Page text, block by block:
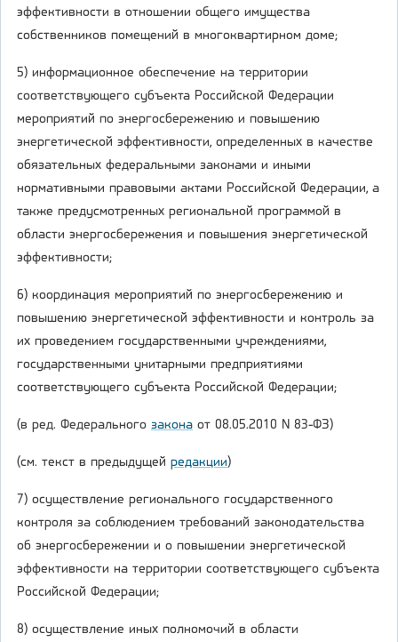
эффективности в отношении общего имущества
собственников помещений в многоквартирном доме;
5) информационное обеспечение на территории
соответствующего субъекта Российской Федерации
мероприятий по энергосбережению и повышению
энергетической эффективности, определенных в качестве
обязательных федеральными законами и иными
нормативными правовыми актами Российской Федерации, а
также предусмотренных региональной программой в
области энергосбережения и повышения энергетической
эффективности;
6) координация мероприятий по энергосбережению и
повышению энергетической эффективности и контроль за
их проведением государственными учреждениями,
государственными унитарными предприятиями
соответствующего субъекта Российской Федерации;
(в ред. Федерального закона от 08.05.2010 N 83-ФЗ)
(см. текст в предыдущей редакции)
7) осуществление регионального государственного
контроля за соблюдением требований законодательства
об энергосбережении и о повышении энергетической
эффективности на территории соответствующего субъекта
Российской Федерации;
8) осуществление иных полномочий в области